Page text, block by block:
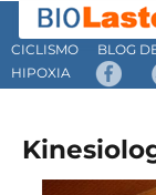
CICLISMO
BLOG
HIPOXIA